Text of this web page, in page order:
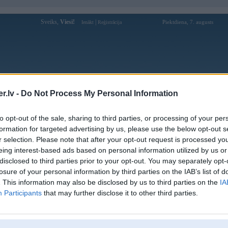
- Do Not Process My Personal Information
opt-out of the sale, sharing to third parties, or processing of your
for targeted advertising by us, please use the below opt-out
selection. Please note that after your opt-out request is processed
interest-based ads based on personal information utilized by us
to third parties prior to your opt-out. You may separately
of your personal information by third parties on the IAB’s list of
This information may also be disclosed by us to third parties on the
Participants that may further disclose it to other third parties.
Sveiks, Viesi! Ienākt Reģistrācija Piektdiena, 7. augusts
Forums Galerijas Reģistrācija Lietotāji
Lietotāja 123b2org profils
Lietotājvārds:
123b2org
Ziņojumi forumā:
0
Pēdējie ziņojumi forumā